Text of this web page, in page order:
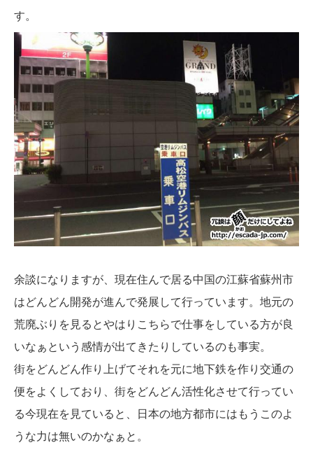
す。
余談になりますが、現在住んで居る中国の江蘇省蘇州市
はどんどん開発が進んで発展して行っています。地元の
荒廃ぶりを見るとやはりこちらで仕事をしている方が良
いなぁという感情が出てきたりしているのも事実。
街をどんどん作り上げてそれを元に地下鉄を作り交通の
便をよくしており、街をどんどん活性化させて行ってい
る今現在を見ていると、日本の地方都市にはもうこのよ
うな力は無いのかなぁと。